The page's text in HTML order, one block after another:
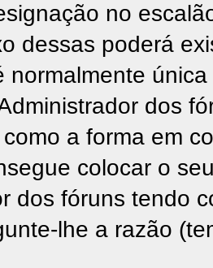
no
dessas poderá
normalmente
dos
a forma em
colocar o
dos fóruns tendo
lhe a razão